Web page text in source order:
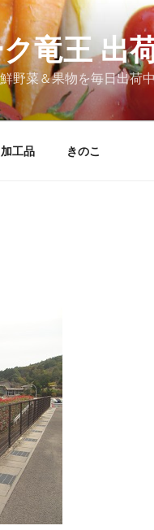
竜王 出
野菜＆果物を毎日出荷
加工品 きのこ